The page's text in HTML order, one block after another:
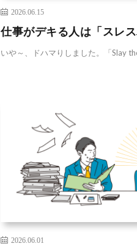
2026.06.15
仕事がデキる人は「スレ
いや～、ドハマりしました。「Slay
2026.06.01